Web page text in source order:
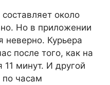
около
Но в приложении
неверно. Курьера
после того, как на
11 минут. И другой
по часам